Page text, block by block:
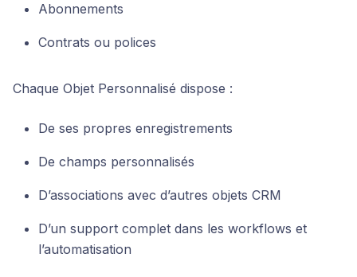
Abonnements
Contrats ou polices
Chaque Objet Personnalisé dispose :
De ses propres enregistrements
De champs personnalisés
D’associations avec d’autres objets CRM
D’un support complet dans les workflows et
l’automatisation